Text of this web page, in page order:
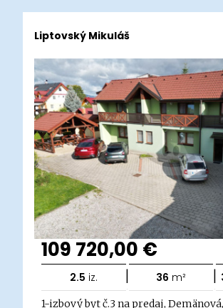
Liptovský Mikuláš
109 720,00 €
2.5 iz. | 36 m² |
1-izbový byt č.3 na predaj,